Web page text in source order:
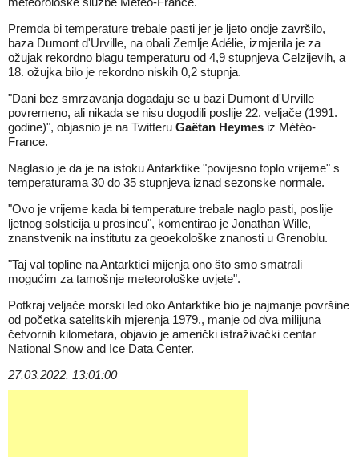
Premda bi temperature trebale pasti jer je ljeto ondje završilo,
baza Dumont d'Urville, na obali Zemlje Adélie, izmjerila je za
ožujak rekordno blagu temperaturu od 4,9 stupnjeva Celzijevih, a
18. ožujka bilo je rekordno niskih 0,2 stupnja.
"Dani bez smrzavanja događaju se u bazi Dumont d'Urville
povremeno, ali nikada se nisu dogodili poslije 22. veljače (1991.
godine)", objasnio je na Twitteru Gaëtan Heymes iz Météo-
France.
Naglasio je da je na istoku Antarktike "povijesno toplo vrijeme" s
temperaturama 30 do 35 stupnjeva iznad sezonske normale.
"Ovo je vrijeme kada bi temperature trebale naglo pasti, poslije
ljetnog solsticija u prosincu", komentirao je Jonathan Wille,
znanstvenik na institutu za geoekološke znanosti u Grenoblu.
"Taj val topline na Antarktici mijenja ono što smo smatrali
mogućim za tamošnje meteorološke uvjete".
Potkraj veljače morski led oko Antarktike bio je najmanje površine
od početka satelitskih mjerenja 1979., manje od dva milijuna
četvornih kilometara, objavio je američki istraživački centar
National Snow and Ice Data Center.
27.03.2022. 13:01:00